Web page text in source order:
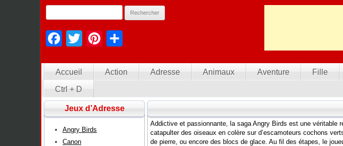
Facebook
TwitterPinterest
Accueil Action Adresse Animaux Aventure Fille
Ctrl + D
Addictive et passionnante, la saga Angry Birds est une véritable
catapulter des oiseaux en colère sur d’escamoteurs cochons
de pierre, ou encore des blocs de glace. Au fil des étapes, le
Jeux d’Adresse
Angry Birds
Canon